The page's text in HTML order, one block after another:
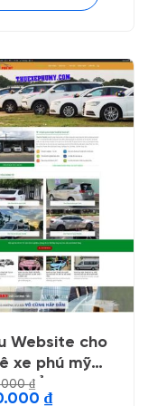
Website cho
xe phú mỹ
chuẩn seo
₫
₫Giá